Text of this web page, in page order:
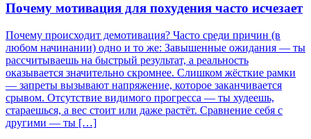
Почему мотивация для похудения часто исчезает
Почему происходит демотивация? Часто среди причин (в
любом начинании) одно и то же: Завышенные ожидания — ты
рассчитываешь на быстрый результат, а реальность
оказывается значительно скромнее. Слишком жёсткие рамки
— запреты вызывают напряжение, которое заканчивается
срывом. Отсутствие видимого прогресса — ты худеешь,
стараешься, а вес стоит или даже растёт. Сравнение себя с
другими — ты […]